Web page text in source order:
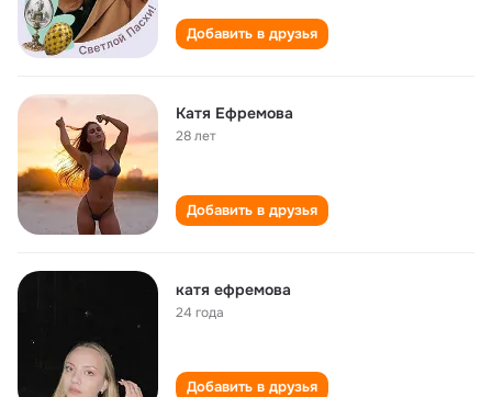
Добавить в друзья
Катя Ефремова
28 лет
Добавить в друзья
катя ефремова
24 года
Добавить в друзья